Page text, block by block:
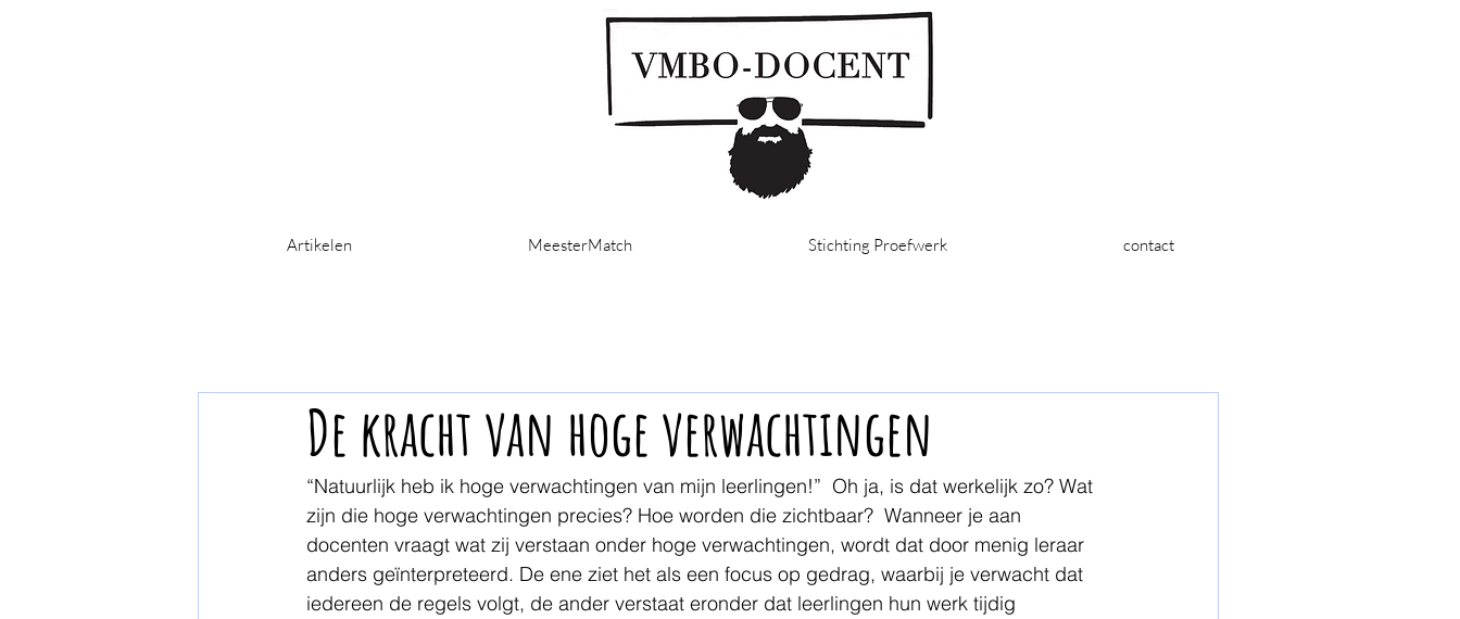
Artikelen MeesterMatch Stichting Proefwerk contact
De kracht van hoge verwachtingen
“Natuurlijk heb ik hoge verwachtingen van mijn leerlingen!”  Oh ja, is dat werkelijk zo? Wat
zijn die hoge verwachtingen precies? Hoe worden die zichtbaar?  Wanneer je aan
docenten vraagt wat zij verstaan onder hoge verwachtingen, wordt dat door menig leraar
anders geïnterpreteerd. De ene ziet het als een focus op gedrag, waarbij je verwacht dat
iedereen de regels volgt, de ander verstaat eronder dat leerlingen hun werk tijdig